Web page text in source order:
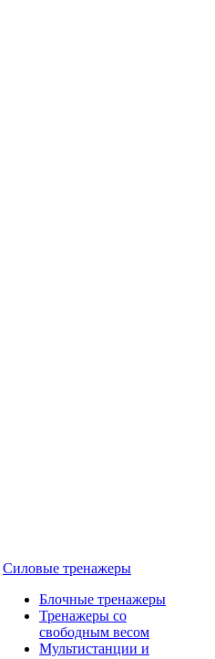
Силовые тренажеры
Блочные тренажеры
Тренажеры со
свободным весом
Мультистанции и